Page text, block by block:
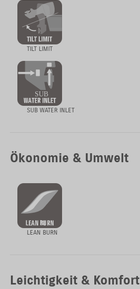
TILT LIMIT
SUB WATER INLET
Ökonomie & Umwelt
LEAN BURN
Leichtigkeit & Komfort